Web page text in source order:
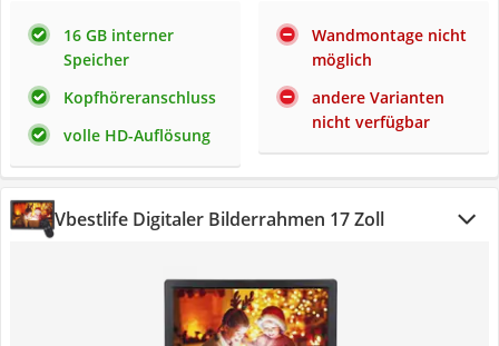
16 GB interner
Speicher
Kopfhöreranschluss
volle HD-Auflösung
Wandmontage nicht
möglich
andere Varianten
nicht verfügbar
Vbestlife Digitaler Bilderrahmen 17 Zoll